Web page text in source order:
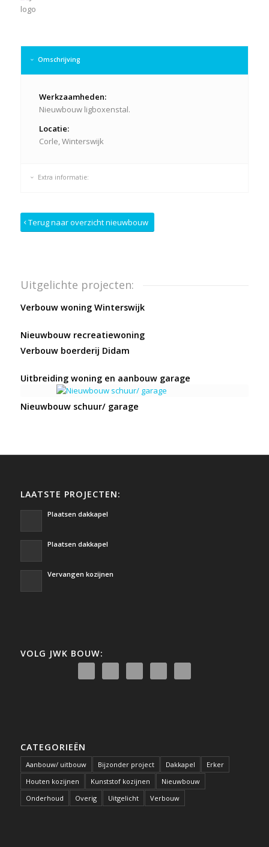
Omschrijving
Werkzaamheden:
Nieuwbouw ligboxenstal.
Locatie:
Corle, Winterswijk
Extra informatie:
Terug naar overzicht nieuwbouw
Uitgelichte projecten:
Verbouw woning Winterswijk
Nieuwbouw recreatiewoning
Verbouw boerderij Didam
Uitbreiding woning en aanbouw garage
Nieuwbouw schuur/ garage
LAATSTE PROJECTEN:
Plaatsen dakkapel
Plaatsen dakkapel
Vervangen kozijnen
VOLG JWK BOUW:
CATEGORIEËN
Aanbouw/ uitbouw Bijzonder project Dakkapel
Erker
Houten kozijnen
Kunststof kozijnen
Nieuwbouw
Onderhoud
Overig Uitgelicht Verbouw